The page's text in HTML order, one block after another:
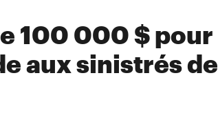
100 000 $ pour
aux sinistrés de